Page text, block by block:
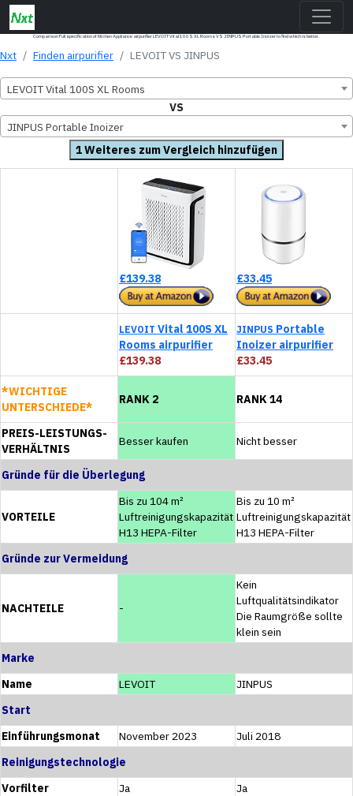
Comparison Full specification of Kitchen Appliance airpurifier LEVOIT Vital 100S XL Rooms VS JINPUS Portable Inoizer to find which is better.
Nxt Finden airpurifier LEVOIT VS JINPUS
LEVOIT Vital 100S XL Rooms
VS
JINPUS Portable Inoizer
1 Weiteres zum Vergleich hinzufügen
£139.38 £33.45
LEVOIT Vital 100S XL
Rooms airpurifier
£139.38
JINPUS Portable
Inoizer airpurifier
£33.45
*WICHTIGE
UNTERSCHIEDE*
RANK 2 RANK 14
PREIS-LEISTUNGS-
VERHÄLTNIS
Besser kaufen Nicht besser
Gründe für die Überlegung
VORTEILE
Bis zu 104 m²
Luftreinigungskapazität
H13 HEPA-Filter
Bis zu 10 m²
Luftreinigungskapazität
H13 HEPA-Filter
Gründe zur Vermeidung
NACHTEILE -
Kein
Luftqualitätsindikator
Die Raumgröße sollte
klein sein
Marke
Name
LEVOIT
JINPUS
Start
Einführungsmonat
November 2023
Juli 2018
Reinigungstechnologie
Vorfilter
Ja
Ja